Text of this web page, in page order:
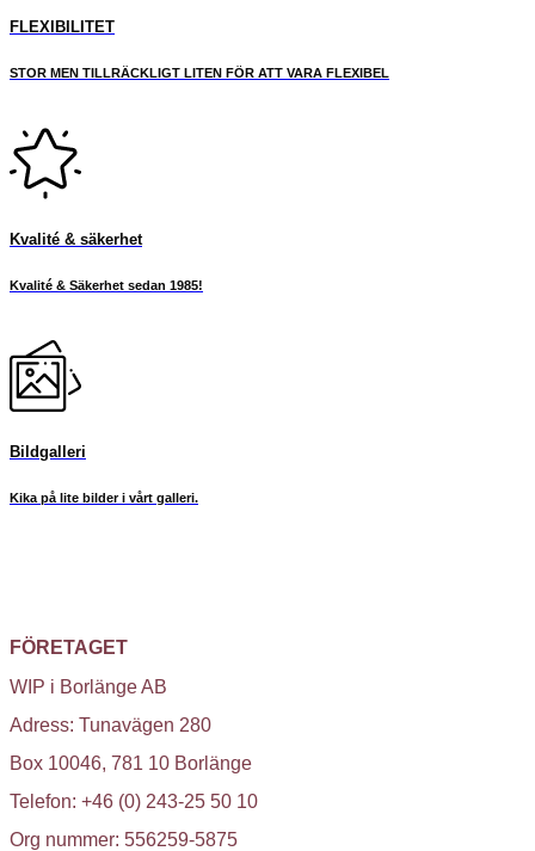
FLEXIBILITET
STOR MEN TILLRÄCKLIGT LITEN FÖR ATT VARA FLEXIBEL
Kvalité & säkerhet
Kvalité & Säkerhet sedan 1985!
Bildgalleri
Kika på lite bilder i vårt galleri.
FÖRETAGET
WIP i Borlänge AB
Adress: Tunavägen 280
Box 10046, 781 10 Borlänge
Telefon: +46 (0) 243-25 50 10
Org nummer: 556259-5875